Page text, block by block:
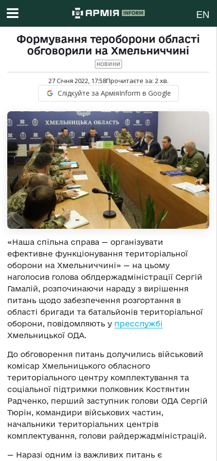
EN
Формування тероборони області
обговорили на Хмельниччині
НОВИНИ
27 Січня 2022, 17:58Прочитаєте за: 2хв.
Слідкуйте за АрміяInform в Google
«Наша спільна справа — організувати
ефективне функціонування територіальної
оборони на Хмельниччині» — на цьому
наголосив голова облдержадміністрації Сергій
Гамалій, розпочинаючи нараду з вирішення
питань щодо забезпечення розгортання в
області бригади та батальйонів територіальної
оборони, повідомляють у пресслужбі
Хмельницької ОДА.
До обговорення питань долучились військовий
комісар Хмельницького обласного
територіального центру комплектування та
соціальної підтримки полковник Костянтин
Радченко, перший заступник голови ОДА Сергій
Тюрін, командири військових частин,
начальники територіальних центрів
комплектування, голови райдержадміністрацій.
— Наразі одним із важливих питань є